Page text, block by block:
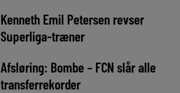
Kenneth Emil Petersen revser
Superliga-træner
Afsløring: Bombe – FCN slår alle
transferrekorder